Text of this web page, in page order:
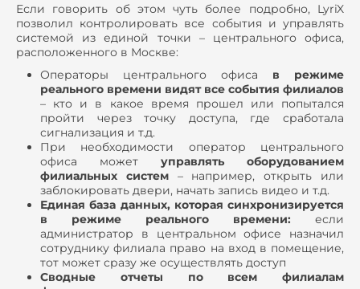
Если говорить об этом чуть более подробно, LyriX
позволил контролировать все события и управлять
системой из единой точки – центрального офиса,
расположенного в Москве:
Операторы центрального офиса в режиме
реального времени видят все события филиалов
– кто и в какое время прошел или попытался
пройти через точку доступа, где сработала
сигнализация и т.д.
При необходимости оператор центрального
офиса может управлять оборудованием
филиальных систем– например, открыть или
заблокировать двери, начать запись видео и т.д.
Единая база данных, которая синхронизируется
в режиме реального времени: если
администратор в центральном офисе назначил
сотруднику филиала право на вход в помещение,
тот может сразу же осуществлять доступ
Сводные отчеты по всем филиалам